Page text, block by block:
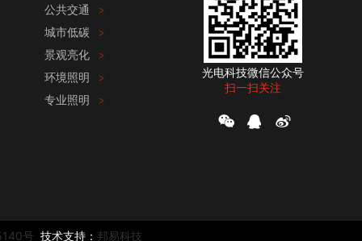
公共交通
>
城市低碳
>
景观亮化
>
环境照明
>
专业照明
>
光电科技微信公众号
扫一扫关注
号 技术支持： 邦易科技